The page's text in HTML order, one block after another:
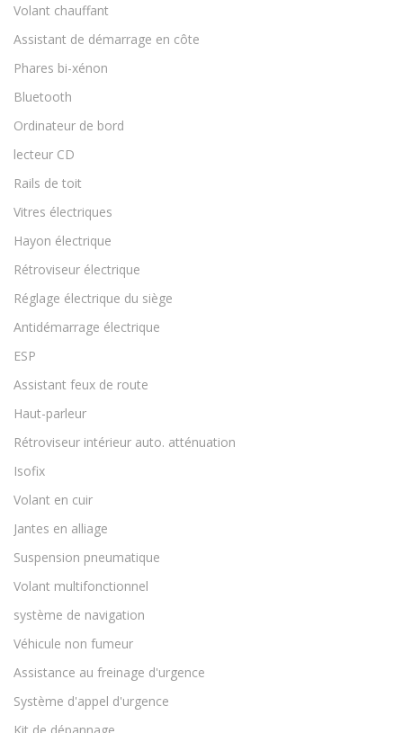
Volant chauffant
Assistant de démarrage en côte
Phares bi-xénon
Bluetooth
Ordinateur de bord
lecteur CD
Rails de toit
Vitres électriques
Hayon électrique
Rétroviseur électrique
Réglage électrique du siège
Antidémarrage électrique
ESP
Assistant feux de route
Haut-parleur
Rétroviseur intérieur auto. atténuation
Isofix
Volant en cuir
Jantes en alliage
Suspension pneumatique
Volant multifonctionnel
système de navigation
Véhicule non fumeur
Assistance au freinage d'urgence
Système d'appel d'urgence
Kit de dépannage